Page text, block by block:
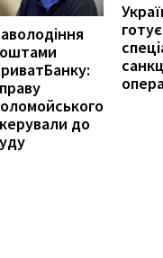
до
готує